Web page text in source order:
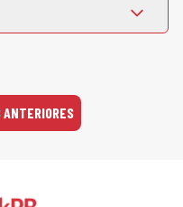
ANTERIORES